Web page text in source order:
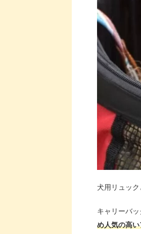
犬用リュッ
キャリーバッ
め人気の高